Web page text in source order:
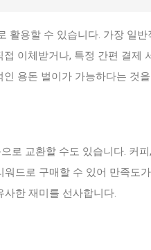
활용할 수 있습니다. 가장 일반
이체받거나, 특정 간편 결제
용돈 벌이가 가능하다는 것
로 교환할 수도 있습니다. 커피
드로 구매할 수 있어 만족도
한 재미를 선사합니다.